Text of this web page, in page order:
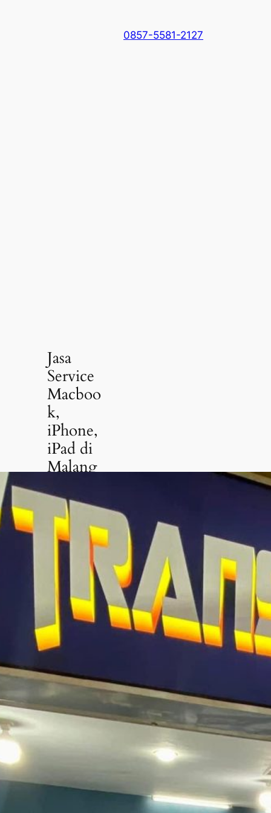
0857-5581-2127
Jasa
Service
Macboo
k,
iPhone,
iPad di
Malang
CP:0857-
5581-2127